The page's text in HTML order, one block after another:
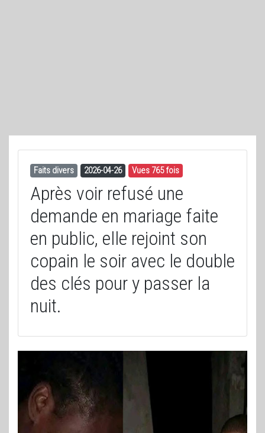
Faits divers 2026-04-26 Vues 765 fois
Après voir refusé une
demande en mariage faite
en public, elle rejoint son
copain le soir avec le double
des clés pour y passer la
nuit.